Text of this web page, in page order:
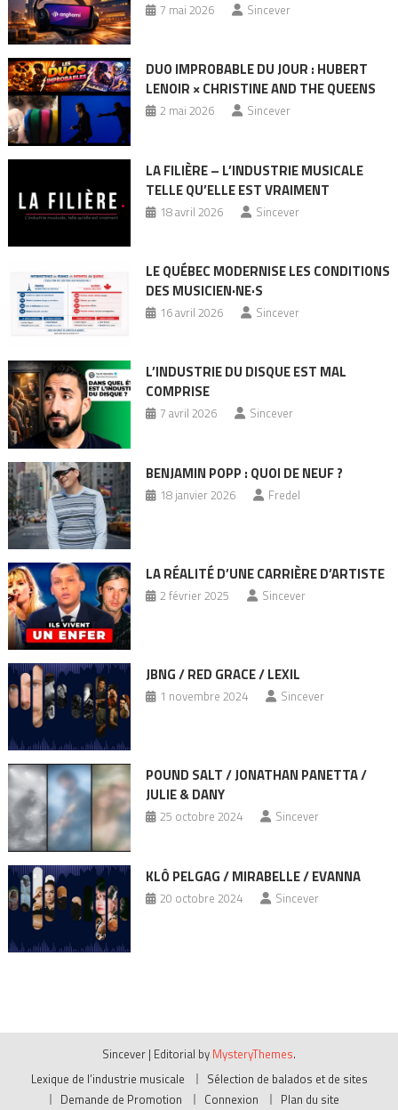
7 mai 2026 Sincever
DUO IMPROBABLE DU JOUR : HUBERT
LENOIR × CHRISTINE AND THE QUEENS
2 mai 2026 Sincever
LA FILIÈRE – L’INDUSTRIE MUSICALE
TELLE QU’ELLE EST VRAIMENT
18 avril 2026 Sincever
LE QUÉBEC MODERNISE LES CONDITIONS
DES MUSICIEN·NE·S
16 avril 2026 Sincever
L’INDUSTRIE DU DISQUE EST MAL
COMPRISE
7 avril 2026 Sincever
BENJAMIN POPP : QUOI DE NEUF ?
18 janvier 2026 Fredel
LA RÉALITÉ D’UNE CARRIÈRE D’ARTISTE
2 février 2025 Sincever
JBNG / RED GRACE / LEXIL
1 novembre 2024 Sincever
POUND SALT / JONATHAN PANETTA /
JULIE & DANY
25 octobre 2024 Sincever
KLÔ PELGAG / MIRABELLE / EVANNA
20 octobre 2024 Sincever
Sincever | Editorial by MysteryThemes.
Lexique de l’industrie musicale
Sélection de balados et de sites
Demande de Promotion
Connexion Plan du site